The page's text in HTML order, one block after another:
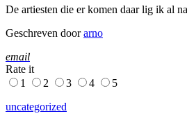
De artiesten die er komen daar lig ik al
Geschreven doorarno
email
Rate it
1
2 3 4
5
uncategorized